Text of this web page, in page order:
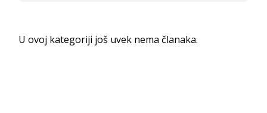
U ovoj kategoriji još uvek nema članaka.